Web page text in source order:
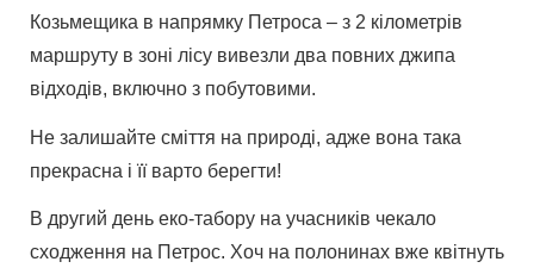
Козьмещика в напрямку Петроса – з 2 кілометрів
маршруту в зоні лісу вивезли два повних джипа
відходів, включно з побутовими.
Не залишайте сміття на природі, адже вона така
прекрасна і її варто берегти!
В другий день еко-табору на учасників чекало
сходження на Петрос. Хоч на полонинах вже квітнуть